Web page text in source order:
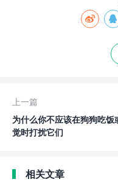
上一篇
为什么你不应该在狗狗吃饭
觉时打扰它们
相关文章